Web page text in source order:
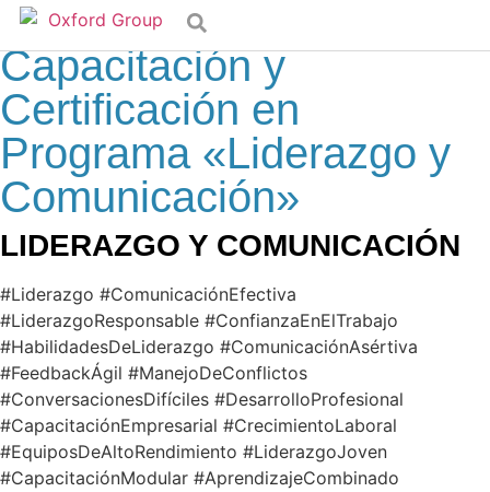
Taller Especializado
Capacitación y
Certificación en
Programa «Liderazgo y
Comunicación»
LIDERAZGO Y COMUNICACIÓN
#Liderazgo #ComunicaciónEfectiva
#LiderazgoResponsable #ConfianzaEnElTrabajo
#HabilidadesDeLiderazgo #ComunicaciónAsértiva
#FeedbackÁgil #ManejoDeConflictos
#ConversacionesDifíciles #DesarrolloProfesional
#CapacitaciónEmpresarial #CrecimientoLaboral
#EquiposDeAltoRendimiento #LiderazgoJoven
#CapacitaciónModular #AprendizajeCombinado